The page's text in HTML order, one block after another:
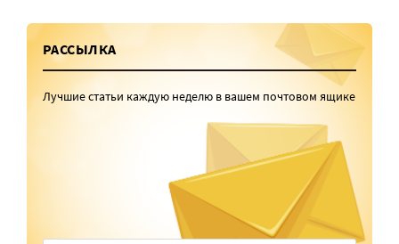
РАССЫЛКА
Лучшие статьи каждую неделю в вашем почтовом ящике